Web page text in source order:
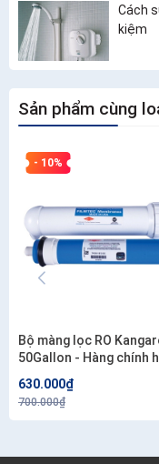
Cách
kiệm
Sản phẩm cùng
- 10%
Bộ màng lọc RO
50Gallon - Hàng chính
630.000₫
700.000₫